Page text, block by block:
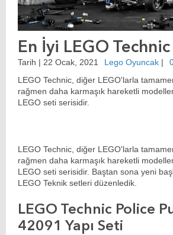
En İyi LEGO
Tarih | 22 Ocak, 2021 Lego Oyuncak |
LEGO Technic, diğer LEGO'larla
rağmen daha karmaşık hareketli
LEGO seti serisidir.
LEGO Technic , diğer LEGO'larla
rağmen daha karmaşık hareketli
LEGO seti serisidir. Baştan sona yeni
LEGO Teknik setleri düzenledik.
LEGO Technic Police
42091 Yapı Seti